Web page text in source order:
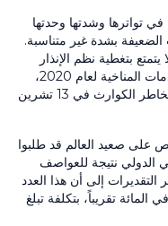
تواترها وشدتها وحدتها
الضعيفة بشدة غير متناسبة.
بتغطية نظم الإنذار
المناخية لعام 2020،
الكوارث في 13 تشرين
على صعيد العالم قد طلبوا
الدولي نتيجة للعواصف
إلى أن هذا العدد
في المائة تقريباً، بتكلفة تبلغ